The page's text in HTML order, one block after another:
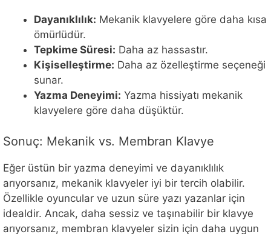
Dayanıklılık: Mekanik klavyelere göre daha kısa
ömürlüdür.
Tepkime Süresi: Daha az hassastır.
Kişiselleştirme: Daha az özelleştirme seçeneği
sunar.
Yazma Deneyimi: Yazma hissiyatı mekanik
klavyelere göre daha düşüktür.
Sonuç: Mekanik vs. Membran Klavye
Eğer üstün bir yazma deneyimi ve dayanıklılık
arıyorsanız, mekanik klavyeler iyi bir tercih olabilir.
Özellikle oyuncular ve uzun süre yazı yazanlar için
idealdir. Ancak, daha sessiz ve taşınabilir bir klavye
arıyorsanız, membran klavyeler sizin için daha uygun